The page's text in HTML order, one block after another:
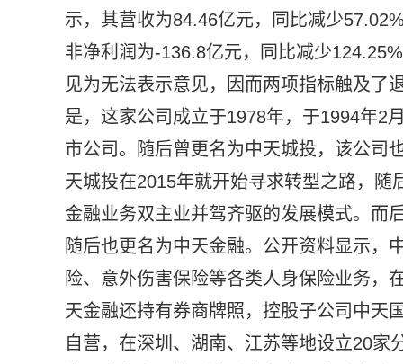
示，其营收为84.46亿元，同比减少
非净利润为-136.8亿元，同比减少
见为无法表示意见，因而两项指标触及了
是，这家公司成立于1978年，于1994年2
市公司。随后曾更名为中天城投，该公司
天城投在2015年就开始寻求转型之路，
金融业务双主业并驾齐驱的发展模式。而
随后也更名为中天金融。公开资料显示，
险、意外伤害保险等各类人身保险业务，
天金融还持有券商牌照，控股子公司中天
自营，在深圳、湖南、江苏等地设立20